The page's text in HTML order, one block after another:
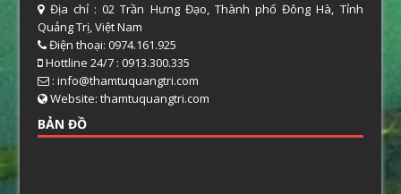
Địa chỉ : 02 Trần Hưng Đạo, Thành phố Đông Hà, Tỉnh
Quảng Trị, Việt Nam
Điện thoại: 0974.161.925
Hottline 24/7 : 0913.300.335
: info@thamtuquangtri.com
Website: thamtuquangtri.com
BẢN ĐỒ